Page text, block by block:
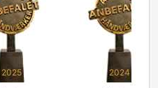
2025 2024